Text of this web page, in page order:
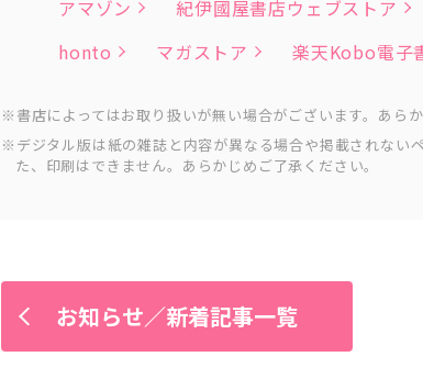
アマゾン
紀伊國屋書店ウェブストア
honto
マガストア 楽天Kobo電子
書店によってはお取り扱いが無い場合がございます。あら
デジタル版は紙の雑誌と内容が異なる場合や掲載されない
た、印刷はできません。あらかじめご了承ください。
お知らせ／新着記事一覧